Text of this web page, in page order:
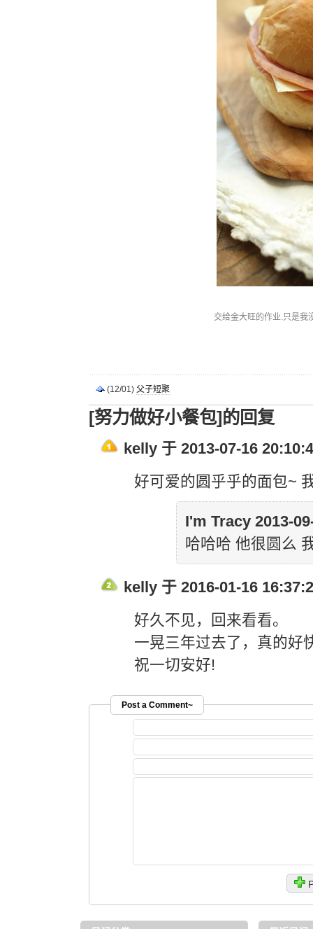
交给金大旺的作业.只是我
(12/01) 父子短聚
[努力做好小餐包]的回复
kelly 于 2013-07-16
好可爱的圆乎乎的面包~
I'm Tracy 2013-
哈哈哈 他很圆么
kelly 于 2016-01-16
好久不见，回来看看。
一晃三年过去了，真的好
祝一切安好!
Post a Comment~